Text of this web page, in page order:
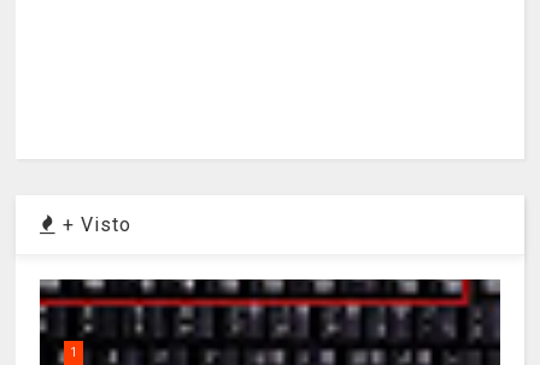
+ Visto
1